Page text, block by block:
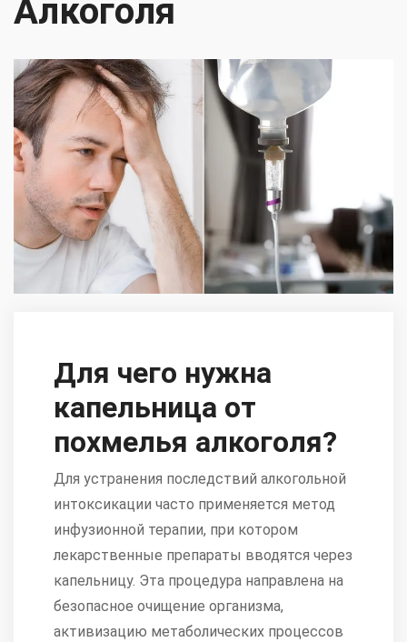
Алкоголя
Для чего нужна
капельница от
похмелья алкоголя?
Для устранения последствий алкогольной
интоксикации часто применяется метод
инфузионной терапии, при котором
лекарственные препараты вводятся через
капельницу. Эта процедура направлена на
безопасное очищение организма,
активизацию метаболических процессов